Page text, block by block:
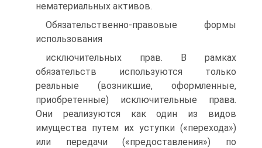
нематериальных активов.
Обязательственно-правовые формы
использования
исключительных прав. В рамках
обязательств используются только
реальные (возникшие, оформленные,
приобретенные) исключительные права.
Они реализуются как один из видов
имущества путем их уступки («перехода»)
или передачи («предоставления») по